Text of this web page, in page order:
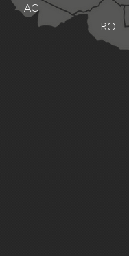
RO
AC